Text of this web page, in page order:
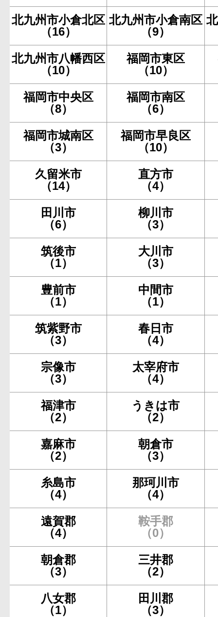
北九州市小倉北区
（16）
北九州市小倉南区
（9）
北九州市八幡西区
（10）
福岡市東区
（10）
福岡市中央区
（8）
福岡市南区
（6）
福岡市城南区
（3）
福岡市早良区
（10）
久留米市
（14）
直方市
（4）
田川市
（6）
柳川市
（3）
筑後市
（1）
大川市
（3）
豊前市
（1）
中間市
（1）
筑紫野市
（3）
春日市
（4）
宗像市
（3）
太宰府市
（4）
福津市
（2）
うきは市
（2）
嘉麻市
（2）
朝倉市
（3）
糸島市
（4）
那珂川市
（4）
遠賀郡
（4）
鞍手郡
（0）
朝倉郡
（3）
三井郡
（2）
八女郡
（1）
田川郡
（3）